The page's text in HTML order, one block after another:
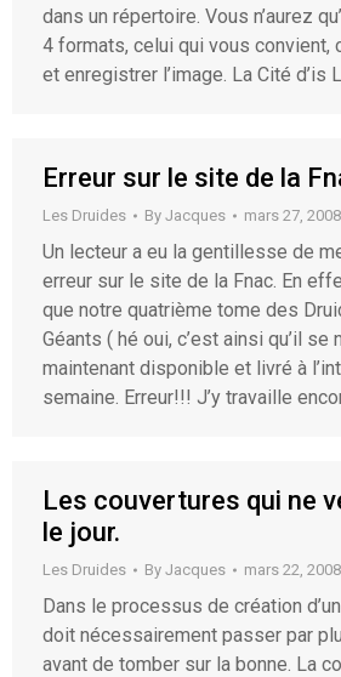
dans un répertoire. Vous n’aurez
4 formats, celui qui vous convient,
et enregistrer l’image. La Cité d’is
Erreur sur le site de la
Les Druides By Jacques mars 27, 2008
Un lecteur a eu la gentillesse de
erreur sur le site de la Fnac. En
que notre quatrième tome des
Géants ( hé oui, c’est ainsi qu’il se
maintenant disponible et livré à
semaine. Erreur!!! J’y travaille
Les couvertures qui ne
le jour.
Les Druides By Jacques mars 22, 2008
Dans le processus de création
doit nécessairement passer par
avant de tomber sur la bonne. La